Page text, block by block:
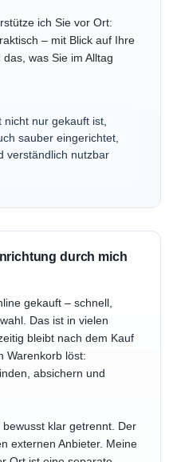
ich Sie vor Ort:
– mit Blick auf Ihre
was Sie im Alltag
nur gekauft ist,
sauber eingerichtet,
verständlich nutzbar
durch mich
gekauft – schnell,
Das ist in vielen
bleibt nach dem Kauf
Warenkorb löst:
absichern und
klar getrennt. Der
externen Anbieter. Meine